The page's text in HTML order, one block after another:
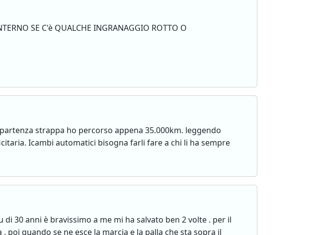
SE C'è QUALCHE INGRANAGGIO ROTTO O
strappa ho percorso appena 35.000km. leggendo
Icambi automatici bisogna farli fare a chi li ha sempre
di 30 anni è bravissimo a me mi ha salvato ben 2 volte . per il
quando se ne esce la marcia e la palla che sta sopra il